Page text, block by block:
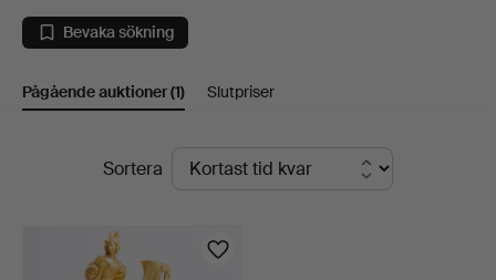
Ur
på
Sørensen
Bevaka sökning
Pågående auktioner(1) Slutpriser
PågåendeSortera